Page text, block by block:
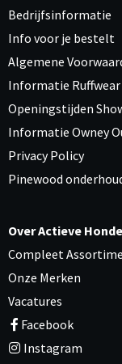
Bedrijfsinformatie
Info voor je bestelt
Algemene
Informatie Ruffwear
Openingstijden
Informatie Owney
Privacy Policy
Pinewood
Over Actieve
Compleet
Onze Merken
Vacatures
Facebook
Instagram